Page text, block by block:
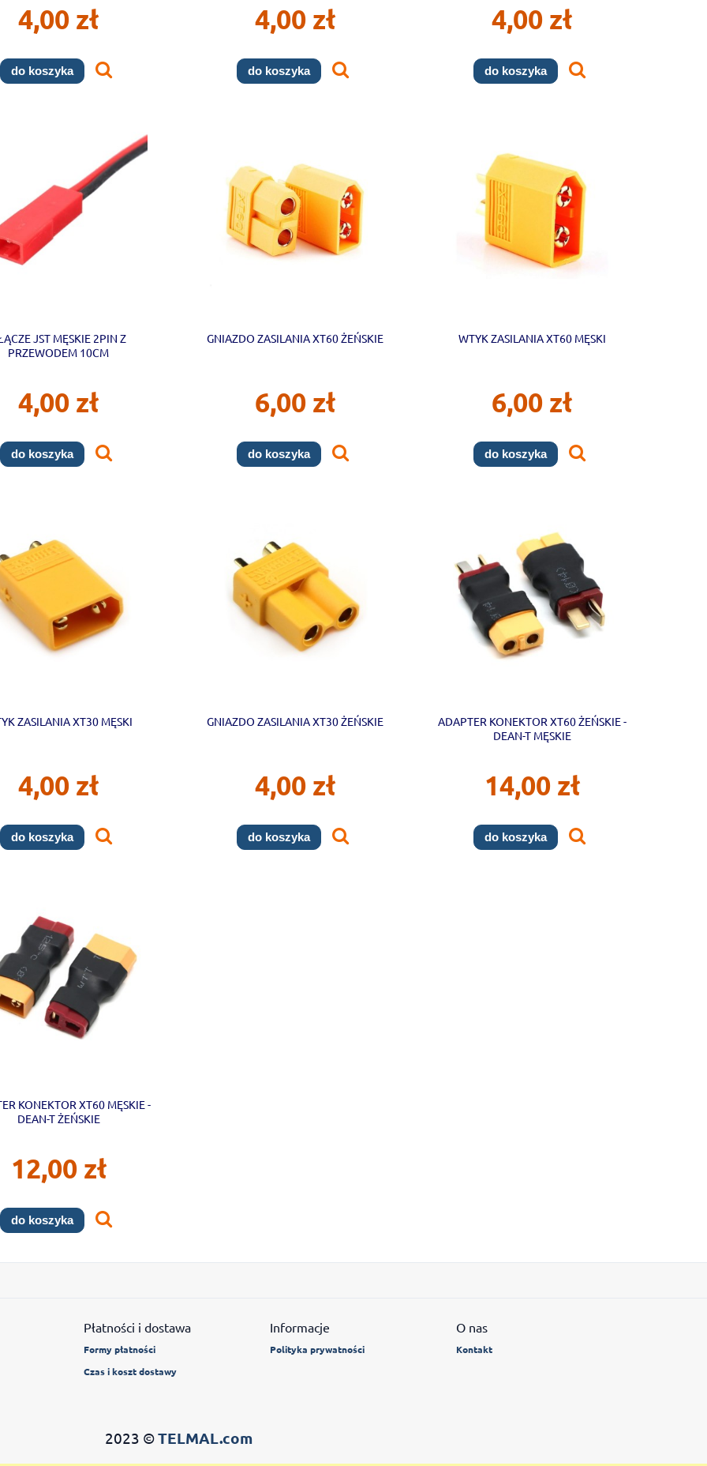
4,00 zł
do koszyka
4,00 zł
do koszyka
4,00 zł
do koszyka
JST MĘSKIE 2PIN Z
PRZEWODEM 10CM
4,00 zł
do koszyka
GNIAZDO ZASILANIA XT60 ŻEŃSKIE
6,00 zł
do koszyka
WTYK ZASILANIA XT60 MĘSKI
6,00 zł
do koszyka
ZASILANIA XT30 MĘSKI
4,00 zł
do koszyka
GNIAZDO ZASILANIA XT30 ŻEŃSKIE
4,00 zł
do koszyka
ADAPTER KONEKTOR XT60 ŻEŃSKIE -
DEAN-T MĘSKIE
14,00 zł
do koszyka
KONEKTOR XT60 MĘSKIE -
DEAN-T ŻEŃSKIE
12,00 zł
do koszyka
Płatności i dostawa
Formy płatności
Czas i koszt dostawy
Informacje
Polityka prywatności
O nas
Kontakt
2023 ©TELMAL.com